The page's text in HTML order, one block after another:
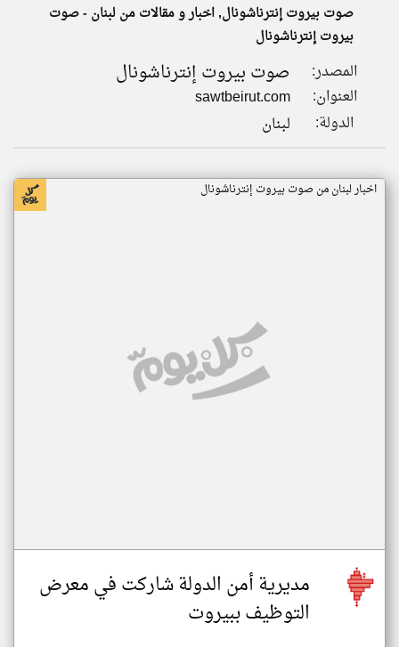
تغيير الدولة
مصادر الأخبار من لبنان
صوت بيروت إنترناشونال, اخبار و مقالات من لبنان - صوت
بيروت إنترناشونال
المصدر: صوت بيروت إنترناشونال
العنوان:
sawtbeirut.com
الدولة:
لبنان
اخبار لبنان من صوت بيروت إنترناشونال
مديرية أمن الدولة شاركت في معرض
التوظيف ببيروت
klyoum.com